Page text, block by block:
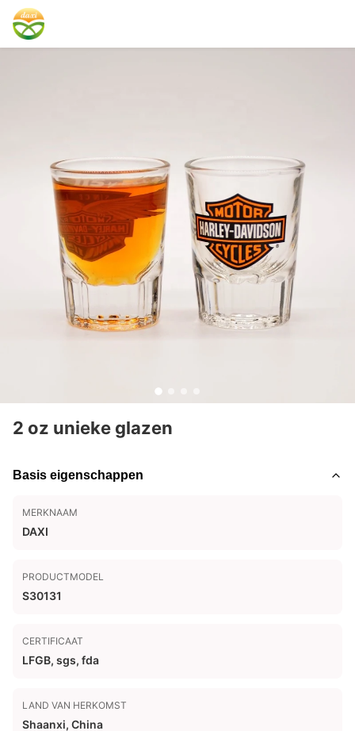
2 oz unieke glazen
Basis eigenschappen
MERKNAAM
DAXI
PRODUCTMODEL
S30131
CERTIFICAAT
LFGB, sgs, fda
LAND VAN HERKOMST
Shaanxi, China